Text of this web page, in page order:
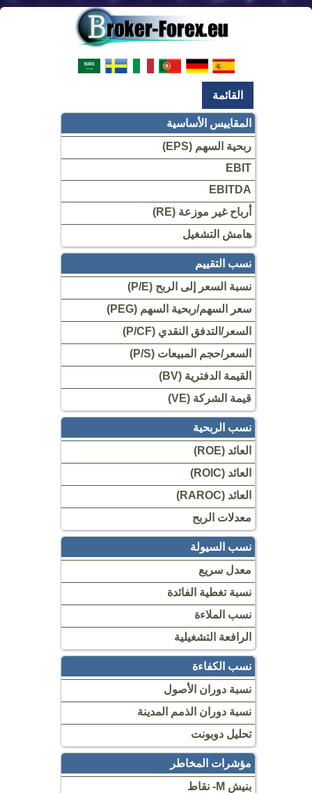
القائمة
المقاييس الأساسية
ربحية السهم (EPS)
EBIT
EBITDA
أرباح غير موزعة (RE)
هامش التشغيل
نسب التقييم
نسبة السعر إلى الربح (P/E)
سعر السهم/ربحية السهم (PEG)
السعر/التدفق النقدي (P/CF)
السعر/حجم المبيعات (P/S)
القيمة الدفترية (BV)
قيمة الشركة (VE)
نسب الربحية
العائد (ROE)
العائد (ROIC)
العائد (RAROC)
معدلات الربح
نسب السيولة
معدل سريع
نسبة تغطية الفائدة
نسب الملاءة
الرافعة التشغيلية
نسب الكفاءة
نسبة دوران الأصول
نسبة دوران الذمم المدينة
تحليل دوبونت
مؤشرات المخاطر
بنيش M- نقاط